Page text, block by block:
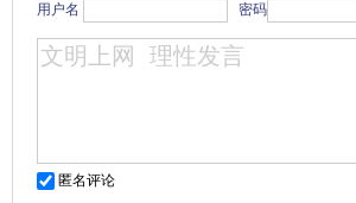
用户名 密码
匿名评论